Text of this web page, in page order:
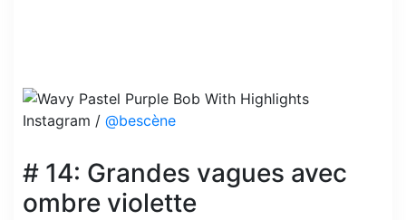
Instagram / @bescène
# 14: Grandes vagues avec
ombre violette